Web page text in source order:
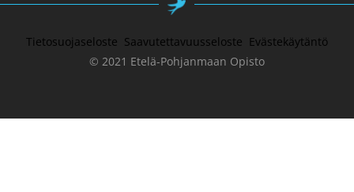
Tietosuojaseloste Saavutettavuusseloste Evästekäytäntö
© 2021 Etelä-Pohjanmaan Opisto